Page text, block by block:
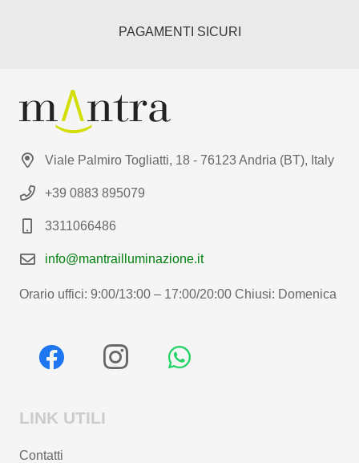
PAGAMENTI SICURI
Viale Palmiro Togliatti, 18 - 76123 Andria (BT), Italy
+39 0883 895079
3311066486
info@mantrailluminazione.it
Orario uffici: 9:00/13:00 – 17:00/20:00 Chiusi: Domenica
LINK UTILI
Contatti